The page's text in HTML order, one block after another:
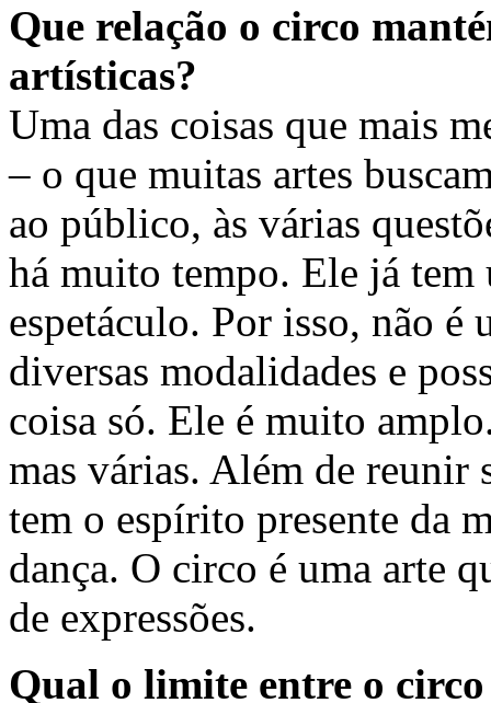
Que relação o circo
artísticas?
Uma das coisas que mais
– o que muitas artes
ao público, às várias
há muito tempo. Ele já tem
espetáculo. Por isso, não é
diversas modalidades e
coisa só. Ele é muito
mas várias. Além de reunir
tem o espírito presente da
dança. O circo é uma arte
de expressões.
Qual o limite entre o